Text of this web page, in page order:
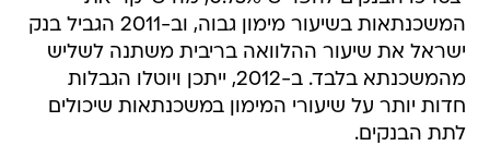
המשכנתאות בשיעור מימון גבוה, וב-2011 הגביל בנק
ישראל את שיעור ההלוואה בריבית משתנה לשליש
מהמשכנתא בלבד. ב-2012, ייתכן ויוטלו הגבלות
חדות יותר על שיעורי המימון במשכנתאות שיכולים
לתת הבנקים.